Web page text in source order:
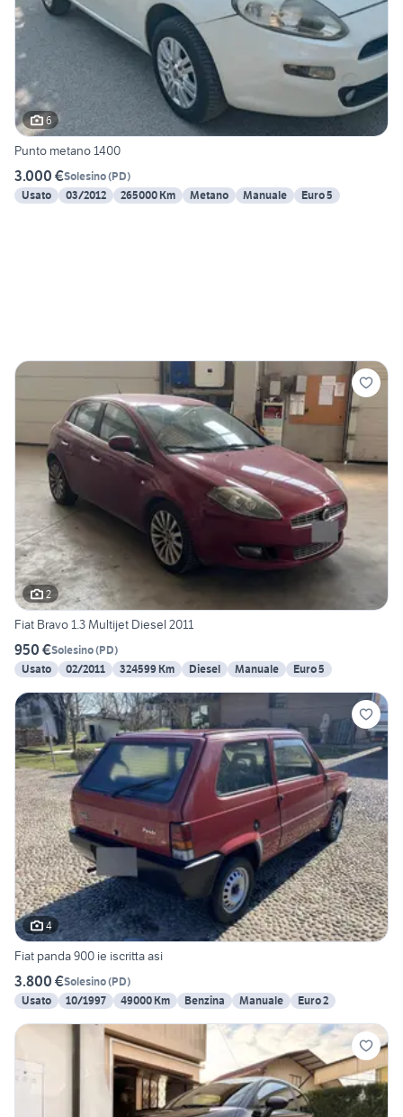
6
Punto metano 1400
3.000 €Solesino(PD)
Usato
03/2012 265000 Km Metano Manuale Euro 5
2
Fiat Bravo 1.3 Multijet Diesel 2011
950 €Solesino(PD)
Usato
02/2011 324599 Km Diesel Manuale Euro 5
4
Fiat panda 900 ie iscritta asi
3.800 €Solesino(PD)
Usato
10/1997 49000 Km Benzina Manuale Euro 2